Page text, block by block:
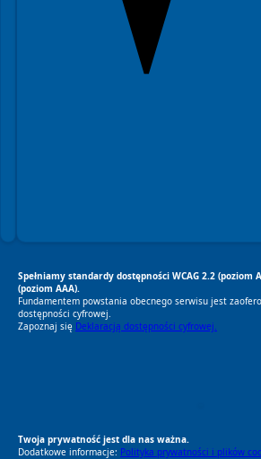
Spełniamy standardy dostępności WCAG 2.2 (poziom
(poziom AAA).
Fundamentem powstania obecnego serwisu jest
dostępności cyfrowej.
Zapoznaj się Deklaracją dostępności cyfrowej.
Twoja prywatność jest dla nas ważna.
Dodatkowe informacje: Polityka prywatności i plików